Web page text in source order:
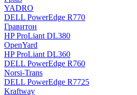
YADRO
DELL PowerEdge R770
Гравитон
HP ProLiant DL380
OpenYard
HP ProLiant DL360
DELL PowerEdge R760
Norsi-Trans
DELL PowerEdge R7725
Kraftway